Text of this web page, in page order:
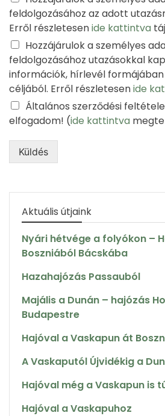
feldolgozásához az adott
Erről részletesenide kattintva
Hozzájárulok a személyes
feldolgozásához utazásokkal
információk, hírlevél
céljából. Erről részletesenide
Általános szerződési
elfogadom! (ide kattintva
Küldés
Aktuális útjaink
Nyári hétvége a folyókon –
Boszniából Bácskába
Hazahajózás Passauból
Majális a Dunán – hajózás
Budapestre
Hajóval a Vaskapun át
A Vaskaputól Újvidékig a
Hajóval még a Vaskapun is
Hajóval a Vaskapuhoz